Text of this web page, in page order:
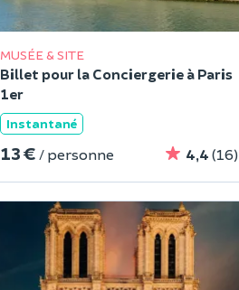
MUSÉE & SITE
Billet pour la Conciergerie à Paris
1er
Instantané
13 € / personne 4,4 (16)